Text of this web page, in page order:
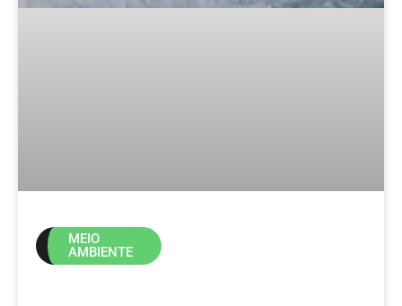
MEIO
AMBIENTE